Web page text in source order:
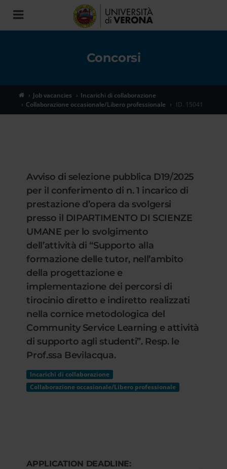
Toggle
navigation
Concorsi
Job vacancies
Incarichi di collaborazione
Collaborazione occasionale/Libero professionale
ID. 15041
Avviso di selezione pubblica D19/2025
per il conferimento di n. 1 incarico di
prestazione d’opera da svolgersi
presso il DIPARTIMENTO DI SCIENZE
UMANE per lo svolgimento
dell’attività di “Supporto alla
formazione delle tutor, nell’ambito
della progettazione e
implementazione dei percorsi di
tirocinio diretto e indiretto realizzati
nella cornice metodologica del
Community Service Learning e attività
di supporto agli studenti”. Resp. le
Prof.ssa Bevilacqua.
Incarichi di collaborazione
Collaborazione occasionale/Libero professionale
APPLICATION DEADLINE: